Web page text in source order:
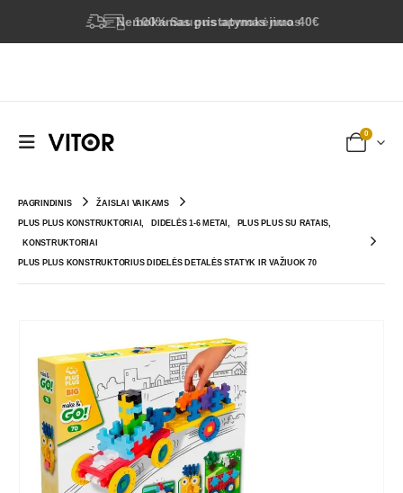
100% Saugus apmokėjimas
Nemokamas pristatymas nuo 40€
0
PAGRINDINIS ŽAISLAI VAIKAMS
PLUS PLUS KONSTRUKTORIAI, DIDELĖS 1-6 METAI, PLUS PLUS SU RATAIS,
KONSTRUKTORIAI
PLUS PLUS KONSTRUKTORIUS DIDELĖS DETALĖS STATYK IR VAŽIUOK 70